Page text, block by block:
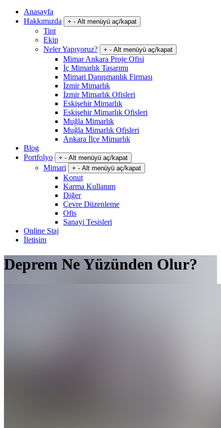
Anasayfa
Hakkımızda
+ - Alt menüyü aç/kapat
Tint
Ekip
Neler Yapıyoruz?
+ - Alt menüyü aç/kapat
Mimar Ankara Proje Ofisi
İç Mimarlık Tasarımı
Mimari Danışmanlık Firması
İzmir Mimarlık
İzmir Mimarlık Ofisleri
Eskişehir Mimarlık
Eskişehir Mimarlık Ofisleri
Muğla Mimarlık
Muğla Mimarlık Ofisleri
Ankara İlçe Mimarlık
Blog
Portfolyo
+ - Alt menüyü aç/kapat
Mimari + - Alt menüyü aç/kapat
Konut
Karma Kullanım
Diğer
Çevre Düzenleme
Ofis
Sanayi Tesisleri
Online Staj
İletişim
Deprem Ne Yüzünden Olur?